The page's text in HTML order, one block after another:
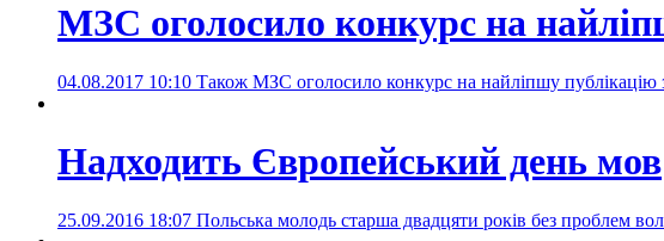
МЗС оголосило конкурс на
04.08.2017 10:10 Також МЗС оголосило конкурс на найліпшу публікацію з
Надходить Європейський день мов
25.09.2016 18:07 Польська молодь старша двадцяти років без проблем